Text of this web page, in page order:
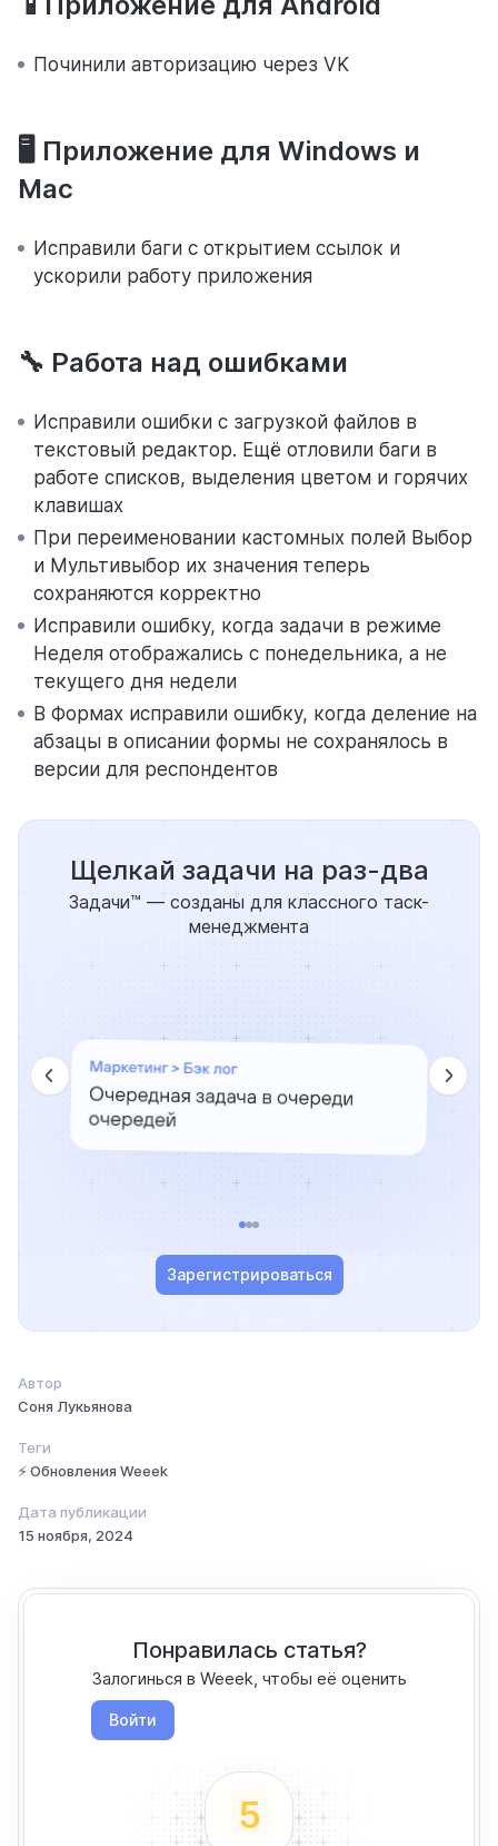
Починили авторизацию через VK
🖥 Приложение для Windows и
Mac
Исправили баги с открытием ссылок и
ускорили работу приложения
🔧 Работа над ошибками
Исправили ошибки с загрузкой файлов в
текстовый редактор. Ещё отловили баги в
работе списков, выделения цветом и горячих
клавишах
При переименовании кастомных полей Выбор
и Мультивыбор их значения теперь
сохраняются корректно
Исправили ошибку, когда задачи в режиме
Неделя отображались с понедельника, а не
текущего дня недели
В Формах исправили ошибку, когда деление на
абзацы в описании формы не сохранялось в
версии для респондентов
Щелкай задачи на раз-два
Задачи™ — созданы для классного таск-
менеджмента
Зарегистрироваться
Автор
Соня Лукьянова
Теги
⚡ Обновления Weeek
Дата публикации
15 ноября, 2024
5
Понравилась статья?
Залогинься в Weeek, чтобы её оценить
Войти